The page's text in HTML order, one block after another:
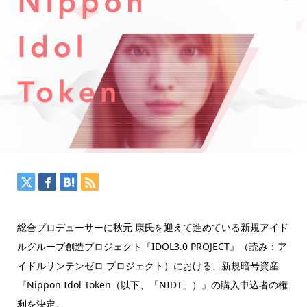
総合プロデューサーに秋元 康氏を迎えて進めている新規アイド
ルグループ創造プロジェクト『IDOL3.0 PROJECT』（読み：ア
イドルサンテンゼロ プロジェクト）における、新規暗号資産
『Nippon Idol Token（以下、「NIDT」）』の購入申込者の権
利を決定。